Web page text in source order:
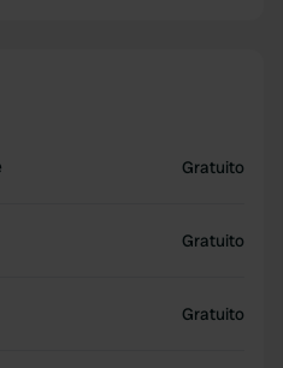
Gratuito
Gratuito
Gratuito